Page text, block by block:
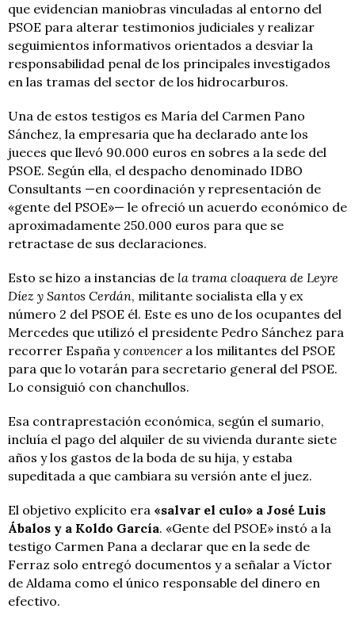
que evidencian maniobras vinculadas al entorno del
PSOE para alterar testimonios judiciales y realizar
seguimientos informativos orientados a desviar la
responsabilidad penal de los principales investigados
en las tramas del sector de los hidrocarburos.
Una de estos testigos es María del Carmen Pano
Sánchez, la empresaria que ha declarado ante los
jueces que llevó 90.000 euros en sobres a la sede del
PSOE. Según ella, el despacho denominado IDBO
Consultants —en coordinación y representación de
«gente del PSOE»— le ofreció un acuerdo económico de
aproximadamente 250.000 euros para que se
retractase de sus declaraciones.
Esto se hizo a instancias de la trama cloaquera de Leyre
Díez y Santos Cerdán, militante socialista ella y ex
número 2 del PSOE él. Este es uno de los ocupantes del
Mercedes que utilizó el presidente Pedro Sánchez para
recorrer España yconvencer a los militantes del PSOE
para que lo votarán para secretario general del PSOE.
Lo consiguió con chanchullos.
Esa contraprestación económica, según el sumario,
incluía el pago del alquiler de su vivienda durante siete
años y los gastos de la boda de su hija, y estaba
supeditada a que cambiara su versión ante el juez.
El objetivo explícito era «salvar el culo» a José Luis
Ábalos y a Koldo García. «Gente del PSOE» instó a la
testigo Carmen Pana a declarar que en la sede de
Ferraz solo entregó documentos y a señalar a Víctor
de Aldama como el único responsable del dinero en
efectivo.